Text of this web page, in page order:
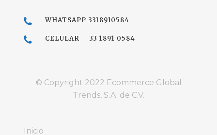
WHATSAPP 3318910584
CELULAR 33 1891 0584
© Copyright 2022 Ecommerce Global
Trends, S.A. de C.V.
Inicio